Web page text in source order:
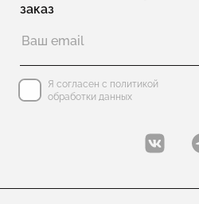
заказ
Я согласен с политикой
обработки данных